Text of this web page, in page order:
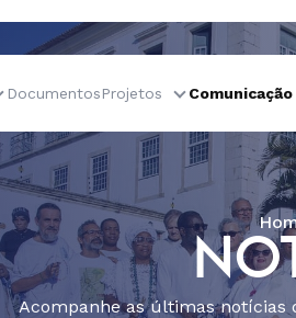
DocumentosProjetos Comunicação
Acompanhe as últimas notícias